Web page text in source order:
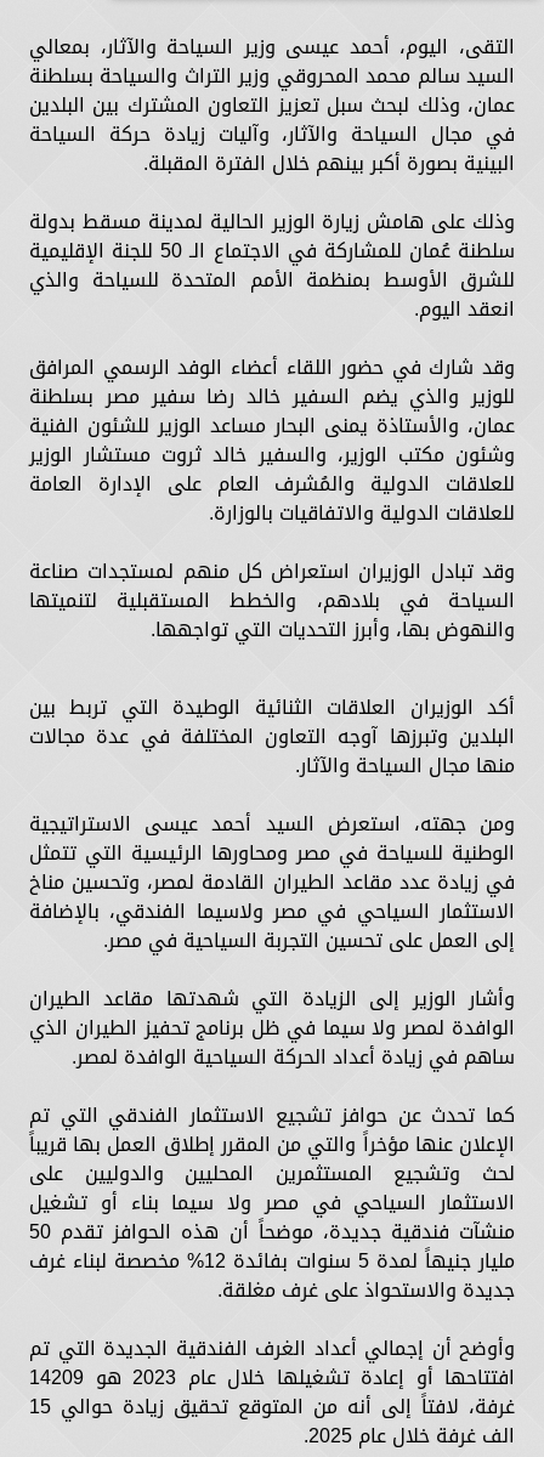
التقى، اليوم، أحمد عيسى وزير السياحة والآثار، بمعالي
السيد سالم محمد المحروقي وزير التراث والسياحة بسلطنة
عمان، وذلك لبحث سبل تعزيز التعاون المشترك بين البلدين
في مجال السياحة والآثار، وآليات زيادة حركة السياحة
البينية بصورة أكبر بينهم خلال الفترة المقبلة.
وذلك على هامش زيارة الوزير الحالية لمدينة مسقط بدولة
سلطنة عُمان للمشاركة في الاجتماع الـ 50 للجنة الإقليمية
للشرق الأوسط بمنظمة الأمم المتحدة للسياحة والذي
انعقد اليوم.
وقد شارك في حضور اللقاء أعضاء الوفد الرسمي المرافق
للوزير والذي يضم السفير خالد رضا سفير مصر بسلطنة
عمان، والأستاذة يمنى البحار مساعد الوزير للشئون الفنية
وشئون مكتب الوزير، والسفير خالد ثروت مستشار الوزير
للعلاقات الدولية والمُشرف العام على الإدارة العامة
للعلاقات الدولية والاتفاقيات بالوزارة.
وقد تبادل الوزيران استعراض كل منهم لمستجدات صناعة
السياحة في بلادهم، والخطط المستقبلية لتنميتها
والنهوض بها، وأبرز التحديات التي تواجهها.
أكد الوزيران العلاقات الثنائية الوطيدة التي تربط بين
البلدين وتبرزها آوجه التعاون المختلفة في عدة مجالات
منها مجال السياحة والآثار.
ومن جهته، استعرض السيد أحمد عيسى الاستراتيجية
الوطنية للسياحة في مصر ومحاورها الرئيسية التي تتمثل
في زيادة عدد مقاعد الطيران القادمة لمصر، وتحسين مناخ
الاستثمار السياحي في مصر ولاسيما الفندقي، بالإضافة
إلى العمل على تحسين التجربة السياحية في مصر.
وأشار الوزير إلى الزيادة التي شهدتها مقاعد الطيران
الوافدة لمصر ولا سيما في ظل برنامج تحفيز الطيران الذي
ساهم في زيادة أعداد الحركة السياحية الوافدة لمصر.
كما تحدث عن حوافز تشجيع الاستثمار الفندقي التي تم
الإعلان عنها مؤخراً والتي من المقرر إطلاق العمل بها قريباً
لحث وتشجيع المستثمرين المحليين والدوليين على
الاستثمار السياحي في مصر ولا سيما بناء أو تشغيل
منشآت فندقية جديدة، موضحاً أن هذه الحوافز تقدم 50
مليار جنيهاً لمدة 5 سنوات بفائدة 12% مخصصة لبناء غرف
جديدة والاستحواذ على غرف مغلقة.
وأوضح أن إجمالي أعداد الغرف الفندقية الجديدة التي تم
افتتاحها أو إعادة تشغيلها خلال عام 2023 هو 14209
غرفة، لافتاً إلى أنه من المتوقع تحقيق زيادة حوالي 15
الف غرفة خلال عام 2025.